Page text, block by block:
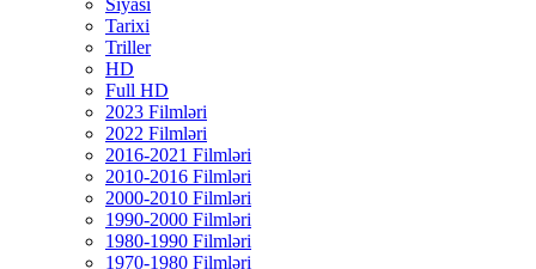
Siyasi
Tarixi
Triller
HD
Full HD
2023 Filmləri
2022 Filmləri
2016-2021 Filmləri
2010-2016 Filmləri
2000-2010 Filmləri
1990-2000 Filmləri
1980-1990 Filmləri
1970-1980 Filmləri